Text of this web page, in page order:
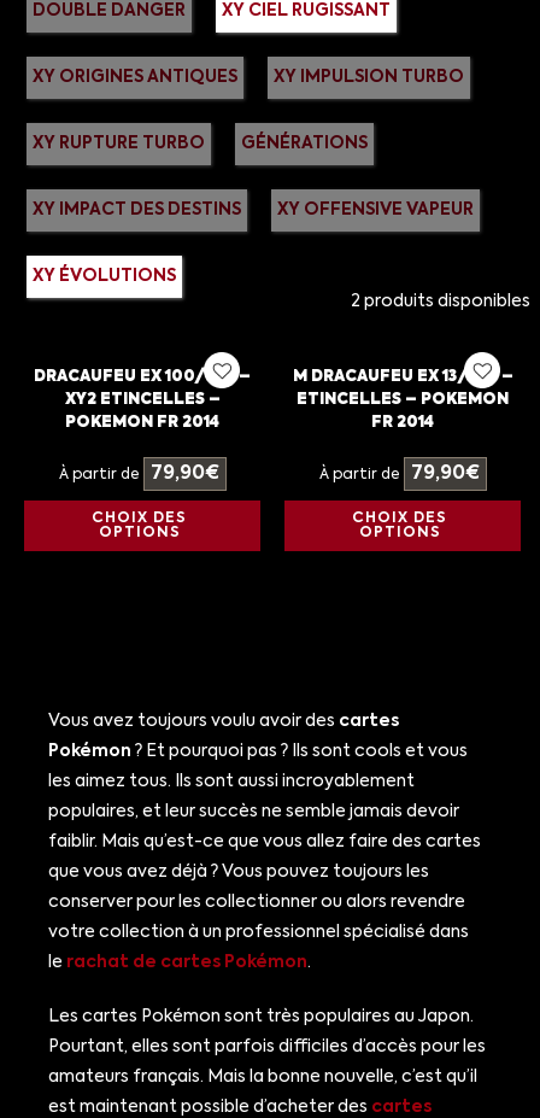
DOUBLE DANGER XY CIEL RUGISSANT
XY ORIGINES ANTIQUES XY IMPULSION TURBO
XY RUPTURE TURBO GÉNÉRATIONS
XY IMPACT DES DESTINS XY OFFENSIVE VAPEUR
XY ÉVOLUTIONS
2 produits disponibles
DRACAUFEU EX 100/106 –
XY2 ETINCELLES –
POKEMON FR 2014
À partir de 79,90€
CHOIX DES
OPTIONS
M DRACAUFEU EX 13/106 –
ETINCELLES – POKEMON
FR 2014
À partir de 79,90€
CHOIX DES
OPTIONS
Vous avez toujours voulu avoir des cartes
Pokémon ? Et pourquoi pas ? Ils sont cools et vous
les aimez tous. Ils sont aussi incroyablement
populaires, et leur succès ne semble jamais devoir
faiblir. Mais qu’est-ce que vous allez faire des cartes
que vous avez déjà ? Vous pouvez toujours les
conserver pour les collectionner ou alors revendre
votre collection à un professionnel spécialisé dans
le rachat de cartes Pokémon.
Les cartes Pokémon sont très populaires au Japon.
Pourtant, elles sont parfois difficiles d’accès pour les
amateurs français. Mais la bonne nouvelle, c’est qu’il
est maintenant possible d’acheter des cartes